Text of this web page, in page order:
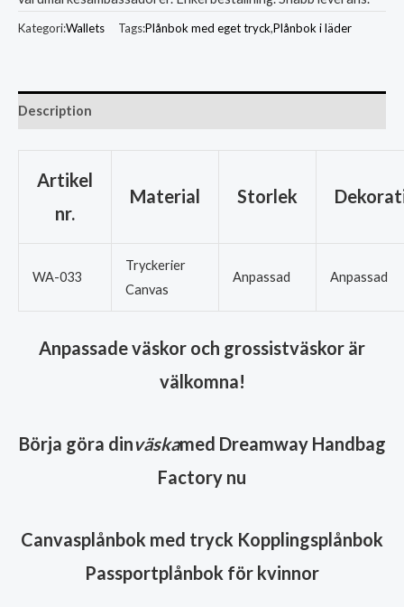
Kategori:Wallets Tags:Plånbok med eget tryck,Plånbok i läder
Description
Artikel
nr.
Material Storlek
WA-033
Tryckerier
Canvas
Anpassad Anpassad
Anpassade väskor och grossistväskor är
välkomna!
Börja göra dinväskamed Dreamway Handbag
Factory nu
Canvasplånbok med tryck Kopplingsplånbok
Passportplånbok för kvinnor